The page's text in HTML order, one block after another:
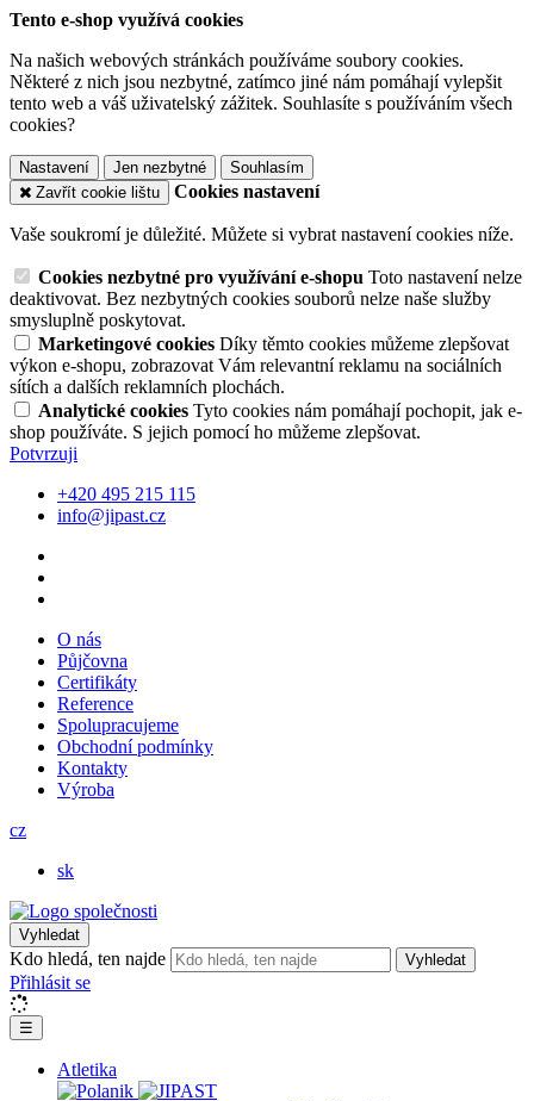
Tento e-shop využívá cookies
Na našich webových stránkách používáme soubory cookies.
Některé z nich jsou nezbytné, zatímco jiné nám pomáhají vylepšit
tento web a váš uživatelský zážitek. Souhlasíte s používáním všech
cookies?
Nastavení Jen nezbytné
Souhlasím
Zavřít cookie lištu
Cookies nastavení
Vaše soukromí je důležité. Můžete si vybrat nastavení cookies níže.
Cookies nezbytné pro využívání e-shopu Toto nastavení nelze
deaktivovat. Bez nezbytných cookies souborů nelze naše služby
smysluplně poskytovat.
Marketingové cookies Díky těmto cookies můžeme zlepšovat
výkon e-shopu, zobrazovat Vám relevantní reklamu na sociálních
sítích a dalších reklamních plochách.
Analytické cookies Tyto cookies nám pomáhají pochopit, jak e-
shop používáte. S jejich pomocí ho můžeme zlepšovat.
Potvrzuji
+420 495 215 115
info@jipast.cz
O nás
Půjčovna
Certifikáty
Reference
Spolupracujeme
Obchodní podmínky
Kontakty
Výroba
cz
sk
Vyhledat
Kdo hledá, ten najde Vyhledat
Přihlásit se
☰
Atletika